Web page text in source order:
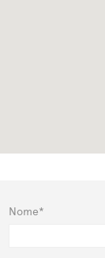
Nome*